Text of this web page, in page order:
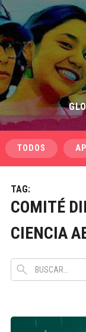
TODOS
TAG:
COMITÉ
CIENCIA